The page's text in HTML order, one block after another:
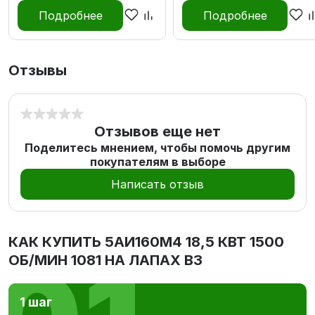
Подробнее Подробнее
Отзывы
Отзывов еще нет
Поделитесь мнением, чтобы помочь другим
покупателям в выборе
Написать отзыв
КАК КУПИТЬ 5АИ160M4 18,5 КВТ 1500
ОБ/МИН 1081 НА ЛАПАХ В3
1 шаг